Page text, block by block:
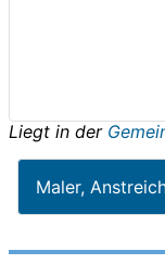
Liegt in der
Maler,